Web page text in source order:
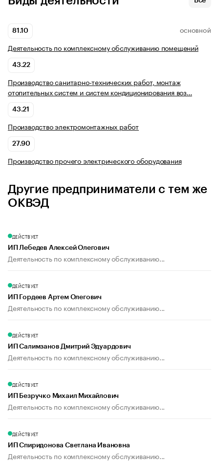
81.10 ОСНОВНОЙ
Деятельность по комплексному обслуживанию помещений
43.22
Производство санитарно-технических работ, монтаж
отопительных систем и систем кондиционирования воз…
43.21
Производство электромонтажных работ
27.90
Производство прочего электрического оборудования
Другие предприниматели с тем же
ОКВЭД
ДЕЙСТВУЕТ
ИП Лебедев Алексей Олегович
Деятельность по комплексному обслуживанию...
ДЕЙСТВУЕТ
ИП Гордеев Артем Олегович
Деятельность по комплексному обслуживанию...
ДЕЙСТВУЕТ
ИП Салимзанов Дмитрий Эдуардович
Деятельность по комплексному обслуживанию...
ДЕЙСТВУЕТ
ИП Безручко Михаил Михайлович
Деятельность по комплексному обслуживанию...
ДЕЙСТВУЕТ
ИП Спиридонова Светлана Ивановна
Деятельность по комплексному обслуживанию...